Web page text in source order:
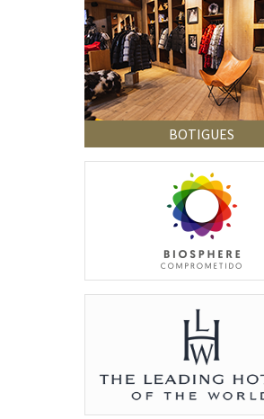
BOTIGUES